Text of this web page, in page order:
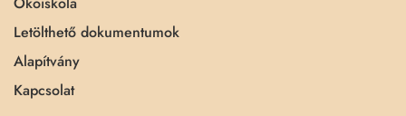
Letölthető dokumentumok
Alapítvány
Kapcsolat